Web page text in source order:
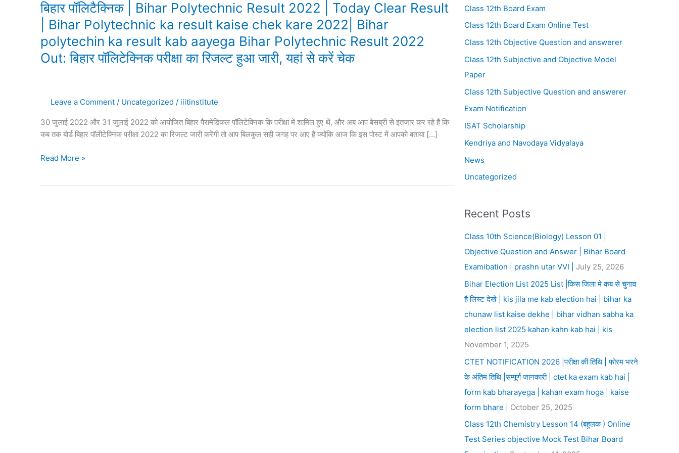
बिहार पॉलिटैक्निक | Bihar Polytechnic Result 2022 | Today Clear Result
| Bihar Polytechnic ka result kaise chek kare 2022| Bihar
polytechin ka result kab aayega Bihar Polytechnic Result 2022
Out: बिहार पॉलिटेक्निक परीक्षा का रिजल्ट हुआ जारी, यहां से करें चेक
Leave a Comment / Uncategorized / iiitinstitute
30 जुलाई 2022 और 31 जुलाई 2022 को आयोजित बिहार पैरामेडिकल पॉलिटेक्निक कि परीक्षा में शामिल हुए थें, और अब आप बेसब्री से इंतजार कर रहे हैं कि
कब तक बोर्ड बिहार पॉलीटेक्निक परीक्षा 2022 का रिजल्ट जारी करेंगी तो आप बिलकुल सही जगह पर आए हैं क्योंकि आज कि इस पोस्ट में आपको बताया […]
Today
Clear
Result
|
Bihar
Polytechnic
kaise
kare
2022|
polytechin
result
Read More »
Class 12th Board Exam
Class 12th Board Exam Online Test
Class 12th Objective Question and answerer
Class 12th Subjective and Objective Model
Paper
Class 12th Subjective Question and answerer
Exam Notification
ISAT Scholarship
Kendriya and Navodaya Vidyalaya
News
Uncategorized
Recent Posts
Class 10th Science(Biology) Lesson 01 |
Objective Question and Answer | Bihar Board
Examibation | prashn utar VVI |
July 25, 2026
Bihar Election List 2025 List |किस जिला मे कब से चुनाव
है लिस्ट देखे | kis jila me kab election hai | bihar ka
chunaw list kaise dekhe | bihar vidhan sabha ka
election list 2025 kahan kahn kab hai | kis
November 1, 2025
CTET NOTIFICATION 2026 |परीक्षा की तिथि | फोरम भरने
के अंतिम तिथि |सम्पूर्ण जानकारी | ctet ka exam kab hai |
form kab bharayega | kahan exam hoga | kaise
form bhare |
October 25, 2025
Class 12th Chemistry Lesson 14 (बहुलक ) Online
Test Series objective Mock Test Bihar Board